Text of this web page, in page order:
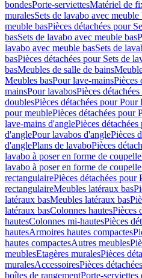
bondesPorte-serviettesMatériel de
muralesSets de lavabo avec meuble
meuble basPièces détachées pour
basSets de lavabo avec meuble bas
lavabo avec meuble basSets de
basPièces détachées pour Sets de
basMeubles de salle de bains
Meubles basPour lave-mainsPièces
mainsPour lavabosPièces
doublesPièces détachées pour Pour
pour meublePièces détachées pour
lave-mains d'anglePièces
d'anglePour lavabos d'anglePièces
d'anglePlans de lavaboPièces
lavabo à poser en forme de coupelle
lavabo à poser en forme de coupelle
rectangulairePièces détachées pour
rectangulaireMeubles latéraux bas
latéraux basMeubles latéraux bas
latéraux basColonnes hautesPièces
hautesColonnes mi-hautesPièces
hautesArmoires hautes compactes
hautes compactesAutres meubles
meublesEtagères muralesPièces
muralesAccessoiresPièces
boîtes de rangementPorte-serviettes